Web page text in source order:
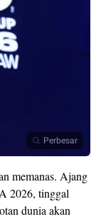
Perbesar
memanas. Ajang
2026, tinggal
dunia akan